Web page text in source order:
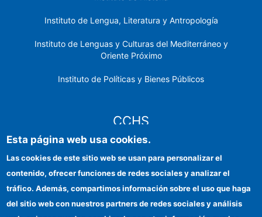
Instituto de Lengua, Literatura y Antropología
Instituto de Lenguas y Culturas del Mediterráneo y
Oriente Próximo
Instituto de Políticas y Bienes Públicos
CCHS
Identidad institucional
Esta página web usa cookies.
Las cookies de este sitio web se usan para personalizar el
contenido, ofrecer funciones de redes sociales y analizar el
tráfico. Además, compartimos información sobre el uso que haga
del sitio web con nuestros partners de redes sociales y análisis